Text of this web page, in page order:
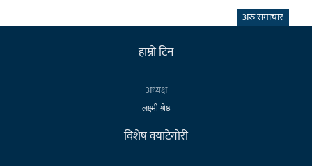
अरु समाचार
हाम्राे टिम
अध्यक्ष
लक्ष्मी श्रेष्ठ
विशेष क्याटेगाेरी